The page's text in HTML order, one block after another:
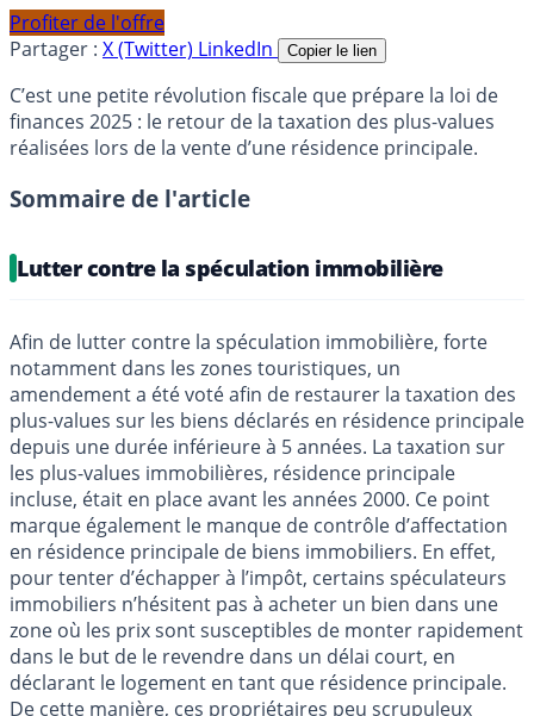
Profiter de l'offre
Partager : X (Twitter) LinkedIn Copier le lien
C’est une petite révolution fiscale que prépare la loi de
finances 2025 : le retour de la taxation des plus-values
réalisées lors de la vente d’une résidence principale.
Sommaire de l'article
Lutter contre la spéculation immobilière
Afin de lutter contre la spéculation immobilière, forte
notamment dans les zones touristiques, un
amendement a été voté afin de restaurer la taxation des
plus-values sur les biens déclarés en résidence principale
depuis une durée inférieure à 5 années. La taxation sur
les plus-values immobilières, résidence principale
incluse, était en place avant les années 2000. Ce point
marque également le manque de contrôle d’affectation
en résidence principale de biens immobiliers. En effet,
pour tenter d’échapper à l’impôt, certains spéculateurs
immobiliers n’hésitent pas à acheter un bien dans une
zone où les prix sont susceptibles de monter rapidement
dans le but de le revendre dans un délai court, en
déclarant le logement en tant que résidence principale.
De cette manière, ces propriétaires peu scrupuleux